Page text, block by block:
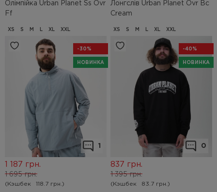
Олімпійка Urban Planet Ss Ovr
Ff
XS S M L XL XXL
Лонгслів Urban Planet Ovr Bc
Cream
XS S M L XL XXL
-30%
НОВИНКА
1
1 695 грн.
1 187 грн.
(Кэшбек 118.7 грн.)
-40%
НОВИНКА
0
1 395 грн.
837 грн.
(Кэшбек 83.7 грн.)